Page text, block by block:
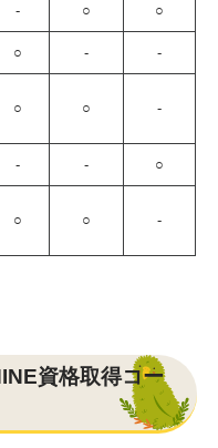
‐ ○ ○
○ ‐ ‐
○ ○ ‐
‐ ‐ ○
○ ○ ‐
資格取得コー